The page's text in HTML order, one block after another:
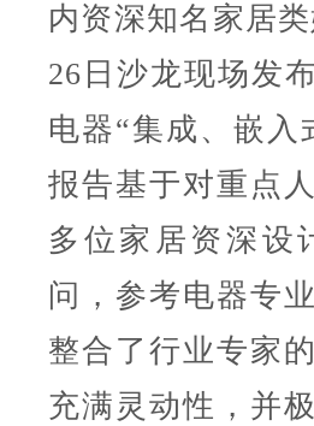
内资深知名家居
26日沙龙现场发
电器“集成、嵌
报告基于对重点
多位家居资深设
问，参考电器专
整合了行业专家
充满灵动性，并